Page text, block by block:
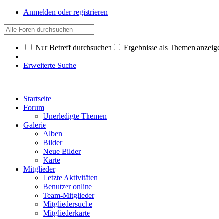
Anmelden oder registrieren
Nur Betreff durchsuchen Ergebnisse als Themen
Erweiterte Suche
Startseite
Forum
Unerledigte Themen
Galerie
Alben
Bilder
Neue Bilder
Karte
Mitglieder
Letzte Aktivitäten
Benutzer online
Team-Mitglieder
Mitgliedersuche
Mitgliederkarte